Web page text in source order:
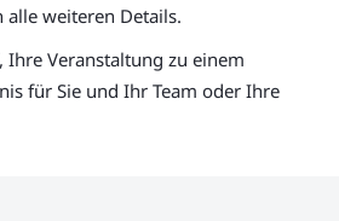
weiteren Details.
Veranstaltung zu einem
für Sie und Ihr Team oder Ihre